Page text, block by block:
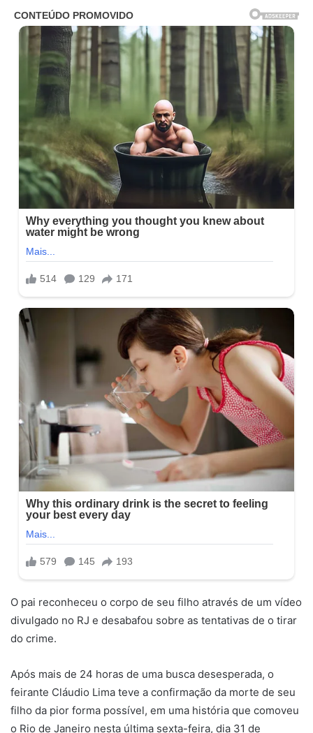
O pai reconheceu o corpo de seu filho através de um vídeo
divulgado no RJ e desabafou sobre as tentativas de o tirar
do crime.
Após mais de 24 horas de uma busca desesperada, o
feirante Cláudio Lima teve a confirmação da morte de seu
filho da pior forma possível, em uma história que comoveu
o Rio de Janeiro nesta última sexta-feira, dia 31 de